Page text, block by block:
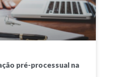
pré-processual na